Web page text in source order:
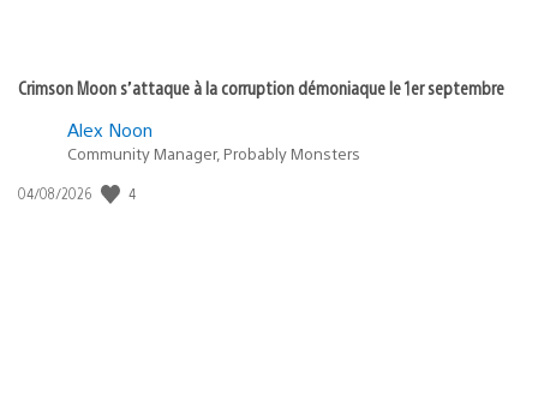
Crimson Moon s’attaque à la corruption démoniaque le 1er septembre
Alex Noon
Community Manager, Probably Monsters
Date
04/08/2026 4